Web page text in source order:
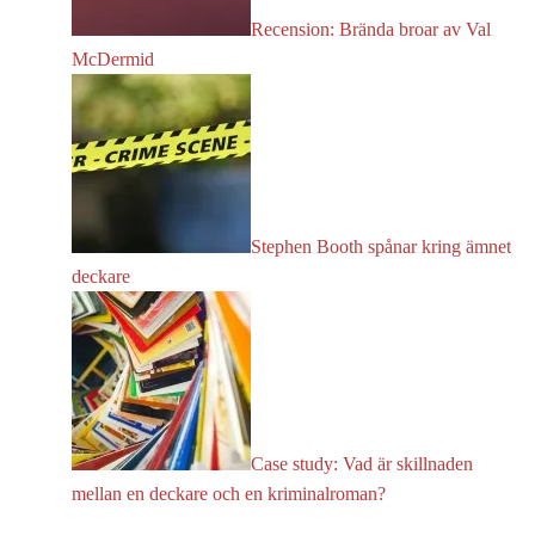
Recension: Brända broar av Val
McDermid
Stephen Booth spånar kring ämnet
deckare
Case study: Vad är skillnaden
mellan en deckare och en kriminalroman?